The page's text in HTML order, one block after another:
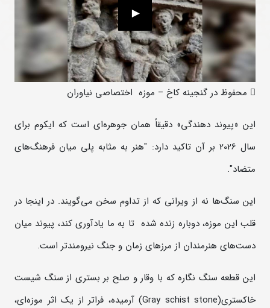
 محفوظ در گنجینه کاخ – موزه اختصاصی نیاوران
این «پیوند دهندگی» دقیقاً همان جوهره‌ای است که ایکوم برای
سال 2026 بر آن تاکید دارد: "هنر به مثابه پلی میان فرهنگ‌های
متضاد".
این سنگ‌ها نه از ویرانی که از تداوم سخن می‌گویند. در اینجا در
قلب این موزه، دوباره زنده شده تا به ما یادآوری کند، پیوند میان
دست‌های هنرمندان از مرزهای زمان و جنگ نیرومندتر است.
این قطعه سنگ ‌نگاره که با وقار و صلح بر بستری از سنگ شیست
خاکستری(Gray schist stone) آرمیده، فراتر از یک اثر موزه‌ای،